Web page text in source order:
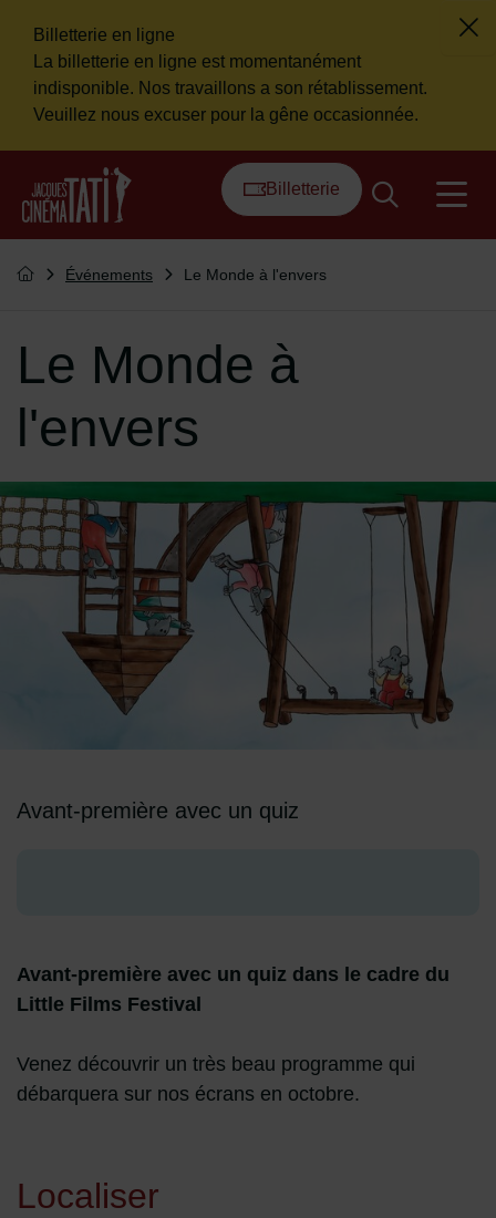
Flash info
Billetterie en ligne
La billetterie en ligne est momentanément
indisponible. Nos travaillons a son rétablissement.
Veuillez nous excuser pour la gêne occasionnée.
Retour à l'accueil
Billetterie
Vous êtes ici :
Retourner à l'accueil
Événements Le Monde à l'envers
Le Monde à
l'envers
Avant-première avec un quiz
Avant-première avec un quiz dans le cadre du
Little Films Festival
Venez découvrir un très beau programme qui
débarquera sur nos écrans en octobre.
Localiser